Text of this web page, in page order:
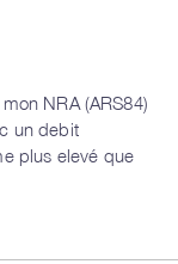
NRA (ARS84)
un debit
plus elevé que